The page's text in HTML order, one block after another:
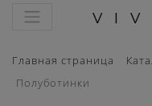
Главная страница
Полуботинки